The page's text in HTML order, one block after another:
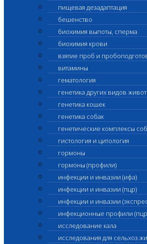
пищевая дезадаптация
бешенство
биохимия выпоты, сперма
биохимия крови
взятие проб и
витамины
гематология
генетика других видов
генетика кошек
генетика собак
генетические комплексы
гистология и цитология
гормоны
гормоны (профили)
инфекции и инвазии (ифа)
инфекции и инвазии (пцр)
инфекции и инвазии
инфекционные профили
исследование кала
исследования для